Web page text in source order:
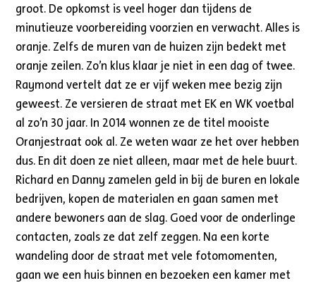
groot. De opkomst is veel hoger dan tijdens de
minutieuze voorbereiding voorzien en verwacht. Alles is
oranje. Zelfs de muren van de huizen zijn bedekt met
oranje zeilen. Zo’n klus klaar je niet in een dag of twee.
Raymond vertelt dat ze er vijf weken mee bezig zijn
geweest. Ze versieren de straat met EK en WK voetbal
al zo’n 30 jaar. In 2014 wonnen ze de titel mooiste
Oranjestraat ook al. Ze weten waar ze het over hebben
dus. En dit doen ze niet alleen, maar met de hele buurt.
Richard en Danny zamelen geld in bij de buren en lokale
bedrijven, kopen de materialen en gaan samen met
andere bewoners aan de slag. Goed voor de onderlinge
contacten, zoals ze dat zelf zeggen. Na een korte
wandeling door de straat met vele fotomomenten,
gaan we een huis binnen en bezoeken een kamer met